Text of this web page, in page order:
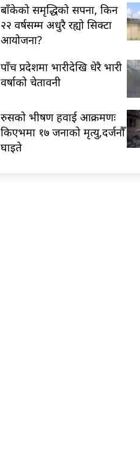
बाँकेको समृद्धिको सपना, किन
२२ वर्षसम्म अधुरै रह्यो सिक्टा
आयोजना?
पाँच प्रदेशमा भारीदेखि धेरै भारी
वर्षाको चेतावनी
रुसको भीषण हवाई आक्रमणः
किएभमा १७ जनाको मृत्यु,दर्जनौँ
घाइते